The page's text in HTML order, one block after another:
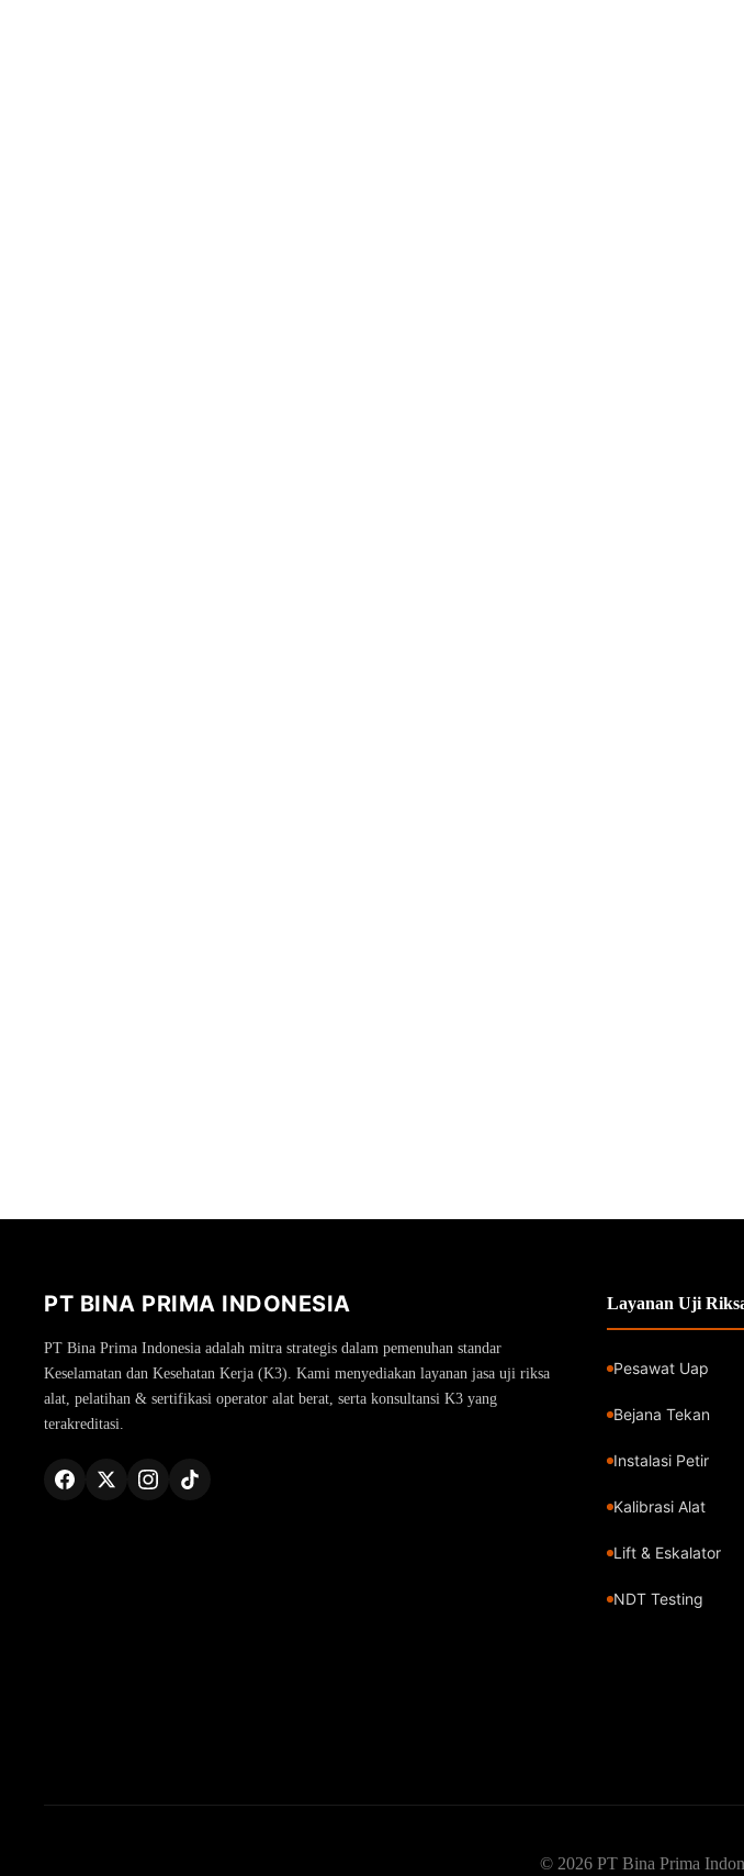
PT BINA PRIMA INDONESIA
PT Bina Prima Indonesia adalah mitra strategis dalam pemenuhan standar
Keselamatan dan Kesehatan Kerja (K3). Kami menyediakan layanan jasa uji riksa
alat, pelatihan & sertifikasi operator alat berat, serta konsultansi K3 yang
terakreditasi.
Layanan Uji
Pesawat Uap
Bejana Tekan
Instalasi Petir
Kalibrasi Alat
Lift & Eskalator
NDT Testing
© 2026 PT Bina Prima